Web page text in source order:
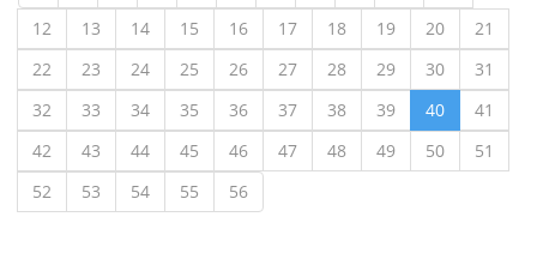
12
13 14 15 16 17 18 19 20
21
22
23 24 25 26 27 28 29 30
31
32
33 34 35 36 37 38 39 40
41
42
43 44 45 46 47 48 49 50
51
52
53 54 55 56